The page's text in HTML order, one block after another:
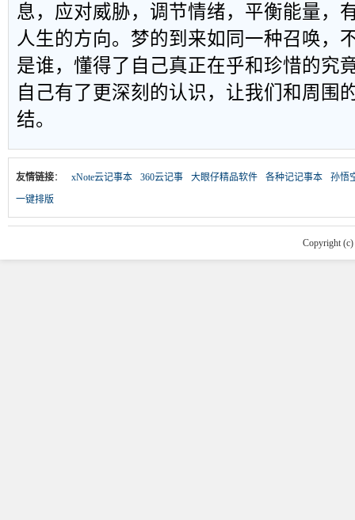
息，应对威胁，调节情绪，平衡能量，
人生的方向。梦的到来如同一种召唤，
是谁，懂得了自己真正在乎和珍惜的究
自己有了更深刻的认识，让我们和周围
结。
友情链接： xNote云记事本 360云记事 大眼仔精品软件 各种记记事本
孙悟
一键排版
Copyright